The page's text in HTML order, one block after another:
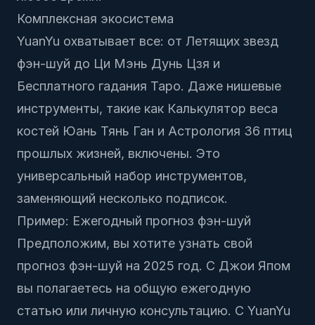
Комплексная экосистема
YuanYu охватывает все: от Летящих звезд
фэн-шуй до Ци Мэнь Дунь Цзя и
Бесплатного гадания Таро. Даже нишевые
инструменты, такие как Калькулятор веса
костей Юань Тянь Ган и Астрология 36 птиц
прошлых жизней, включены. Это
универсальный набор инструментов,
заменяющий несколько подписок.
Пример: Ежегодный прогноз фэн-шуй
Предположим, вы хотите узнать свой
прогноз фэн-шуй на 2025 год. С Джои Япом
вы полагаетесь на общую ежегодную
статью или личную консультацию. С YuanYu